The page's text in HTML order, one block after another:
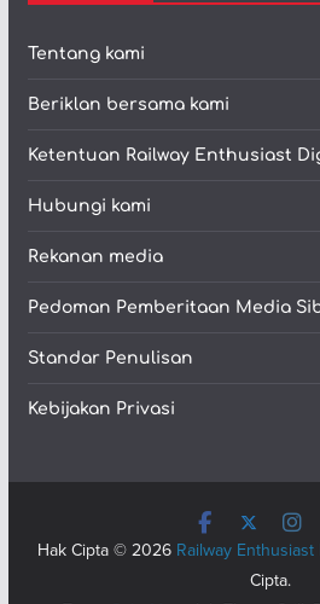
Tentang kami
Beriklan bersama kami
Ketentuan Railway Enthusiast
Hubungi kami
Rekanan media
Pedoman Pemberitaan Media
Standar Penulisan
Kebijakan Privasi
Hak Cipta © 2026 Railway
Cipta.